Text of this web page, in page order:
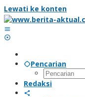
Lewati ke konten
Pencarian
Redaksi